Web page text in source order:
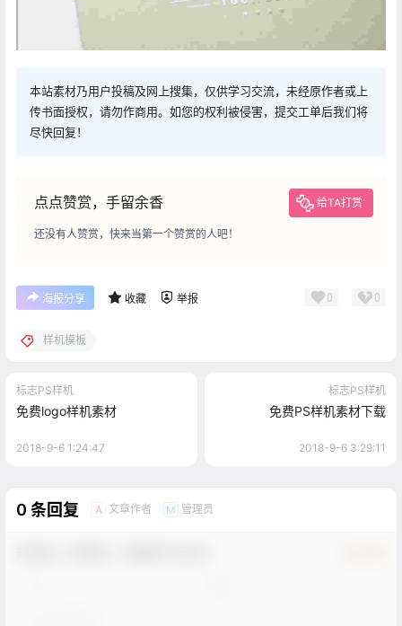
本站素材乃用户投稿及网上搜集，仅供学习交流，未经原作者或上
传书面授权，请勿作商用。如您的权利被侵害，提交工单后我们将
尽快回复！
点点赞赏，手留余香 给TA打赏
还没有人赞赏，快来当第一个赞赏的人吧！
海报分享 收藏 举报 0 0
样机模板
标志PS样机
免费logo样机素材
2018-9-6 1:24:47
标志PS样机
免费PS样机素材下载
2018-9-6 3:29:11
0 条回复 A 文章作者 M 管理员